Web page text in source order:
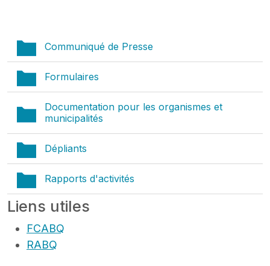
Communiqué de Presse
Formulaires
Documentation pour les organismes et
municipalités
Dépliants
Rapports d'activités
Liens utiles
FCABQ
RABQ